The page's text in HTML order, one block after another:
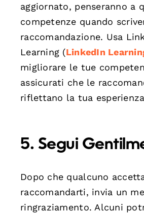
aggiornato, penseranno a
competenze quando
raccomandazione. Usa
Learning (LinkedIn
migliorare le tue
assicurati che le
riflettano la tua
5. Segui
Dopo che qualcuno
raccomandarti, invia un
ringraziamento. Alcuni